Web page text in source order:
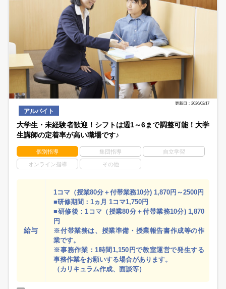
更新日：2026/02/17
アルバイト
大学生・未経験者歓迎！シフトは週1～6まで調整可能！大学
生講師の定着率が高い職場です♪
個別指導 集団指導 自立学習
オンライン指導 その他
給与
1コマ（授業80分＋付帯業務10分) 1,870円～2500円
■研修期間：1ヵ月 1コマ1,750円
■研修後：1コマ（授業80分＋付帯業務10分) 1,870
円
※付帯業務は、授業準備・授業報告書作成等の作
業です。
※事務作業：1時間1,150円で教室運営で発生する
事務作業をお願いする場合があります。
（カリキュラム作成、面談等）